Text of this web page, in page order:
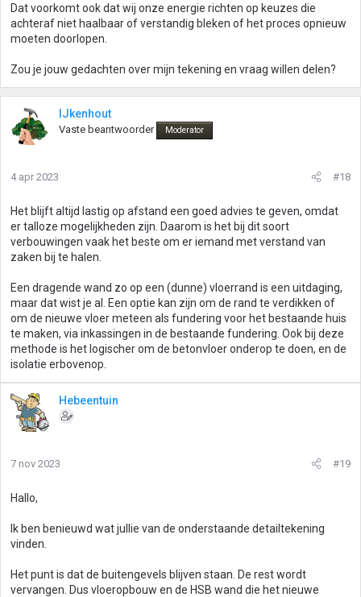
Dat voorkomt ook dat wij onze energie richten op keuzes die
achteraf niet haalbaar of verstandig bleken of het proces opnieuw
moeten doorlopen.
Zou je jouw gedachten over mijn tekening en vraag willen delen?
IJkenhout
Vaste beantwoorder Moderator
4 apr 2023 #18
Het blijft altijd lastig op afstand een goed advies te geven, omdat
er talloze mogelijkheden zijn. Daarom is het bij dit soort
verbouwingen vaak het beste om er iemand met verstand van
zaken bij te halen.
Een dragende wand zo op een (dunne) vloerrand is een uitdaging,
maar dat wist je al. Een optie kan zijn om de rand te verdikken of
om de nieuwe vloer meteen als fundering voor het bestaande huis
te maken, via inkassingen in de bestaande fundering. Ook bij deze
methode is het logischer om de betonvloer onderop te doen, en de
isolatie erbovenop.
Hebeentuin
7 nov 2023 #19
Hallo,
Ik ben benieuwd wat jullie van de onderstaande detailtekening
vinden.
Het punt is dat de buitengevels blijven staan. De rest wordt
vervangen. Dus vloeropbouw en de HSB wand die het nieuwe